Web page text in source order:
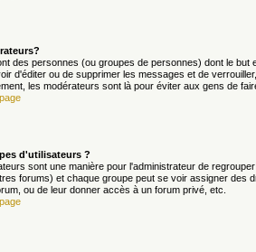
des personnes (ou groupes de personnes) dont le
d'éditer ou de supprimer les messages et de
les modérateurs sont là pour éviter aux gens de
d'utilisateurs ?
sont une manière pour l'administrateur de
forums) et chaque groupe peut se voir assigner des
ou de leur donner accès à un forum privé, etc.